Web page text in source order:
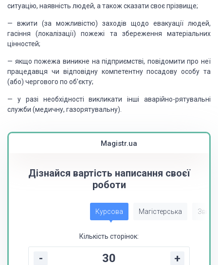
ситуацію, наявність людей, а також сказати своє прізвище;
— вжити (за можливістю) заходів щодо евакуації людей,
гасіння (локалізації) пожежі та збереження матеріальних
цінностей;
— якщо пожежа виникне на підприємстві, повідомити про неї
працедавця чи відповідну компетентну посадову особу та
(або) чергового по об’єкту;
— у разі необхідності викликати інші аварійно-рятувальні
служби (медичну, газорятувальну).
Magistr.ua
Дізнайся вартість написання своєї
роботи
Курсова Магістерська Звіт
Кількість сторінок:
- +